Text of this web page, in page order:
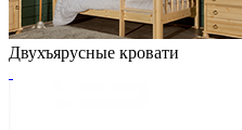
Двухъярусные кровати